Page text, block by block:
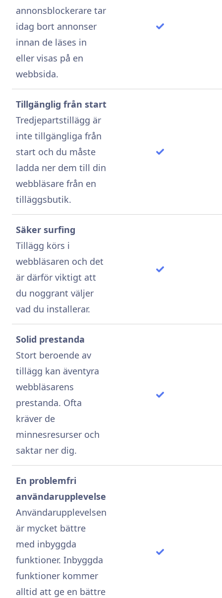
annonsblockerare tar
idag bort annonser
innan de läses in
eller visas på en
webbsida.
Tillgänglig från start
Tredjepartstillägg är
inte tillgängliga från
start och du måste
ladda ner dem till din
webbläsare från en
tilläggsbutik.
Säker surfing
Tillägg körs i
webbläsaren och det
är därför viktigt att
du noggrant väljer
vad du installerar.
Solid prestanda
Stort beroende av
tillägg kan äventyra
webbläsarens
prestanda. Ofta
kräver de
minnesresurser och
saktar ner dig.
En problemfri
användarupplevelse
Användarupplevelsen
är mycket bättre
med inbyggda
funktioner. Inbyggda
funktioner kommer
alltid att ge en bättre